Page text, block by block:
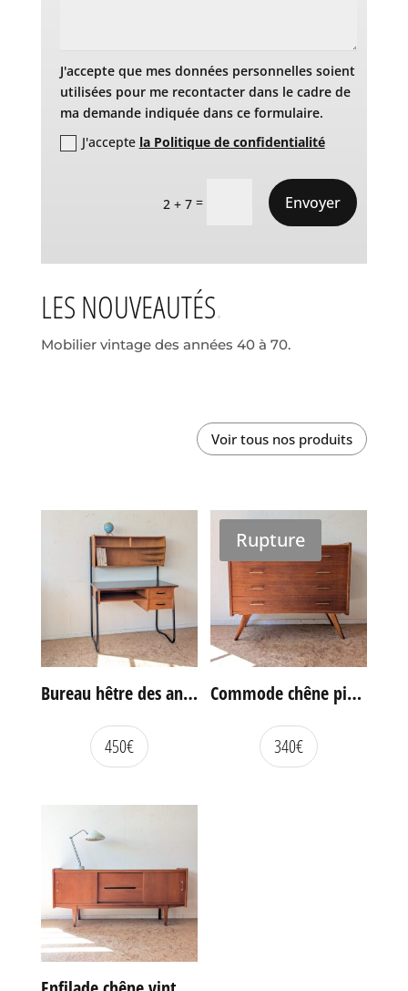
J'accepte que mes données personnelles soient
utilisées pour me recontacter dans le cadre de
ma demande indiquée dans ce formulaire.
J'accepte la Politique de confidentialité
2 + 7 = Envoyer
LES NOUVEAUTÉS
Mobilier vintage des années 40 à 70.
Voir tous nos produits
Bureau hêtre des années 60
450€
Rupture
Commode chêne pieds compas vintage
340€